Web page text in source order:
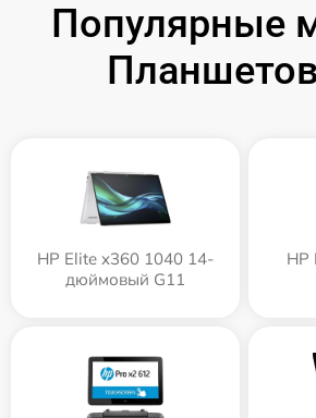
Популярные
HP Elite x360 1040 14-
дюймовый G11
HP